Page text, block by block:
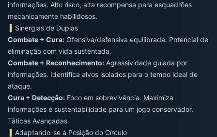
informações. Alto risco, alta recompensa para esquadrões
mecanicamente habilidosos.
Sinergias de Duplas
Combate + Cura: Ofensiva/defensiva equilibrada. Potencial de
Combate + Reconhecimento: Agressividade guiada por
informações. Identifica alvos isolados para o tempo ideal de
Cura + Detecção: Foco em sobrevivência. Maximiza
informações e sustentabilidade para um jogo conservador.
Táticas Avançadas
Adaptando-se à Posição do Círculo